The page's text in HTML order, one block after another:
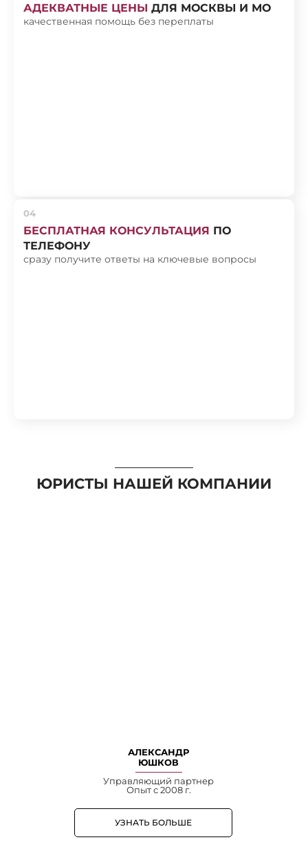
АДЕКВАТНЫЕ ЦЕНЫ ДЛЯ МОСКВЫ И МО
качественная помощь без переплаты
04
БЕСПЛАТНАЯ КОНСУЛЬТАЦИЯ ПО
ТЕЛЕФОНУ
сразу получите ответы на ключевые вопросы
ЮРИСТЫ НАШЕЙ КОМПАНИИ
АЛЕКСАНДР
ЮШКОВ
Управляющий партнер
Опыт с 2008 г.
УЗНАТЬ БОЛЬШЕ